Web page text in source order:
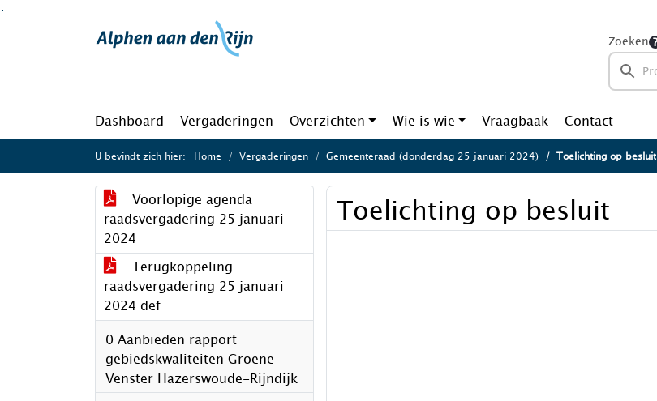
Ga naar de inhoud van deze pagina
Zoeken
Dashboard Vergaderingen Overzichten Wie is wie Vraagbaak Contact
U bevindt zich hier: Home Vergaderingen Gemeenteraad (donderdag 25 januari 2024) Toelichting op besluit
Voorlopige agenda
raadsvergadering 25 januari
2024
Terugkoppeling
raadsvergadering 25 januari
2024 def
0 Aanbieden rapport
gebiedskwaliteiten Groene
Venster Hazerswoude-Rijndijk
Toelichting op besluit